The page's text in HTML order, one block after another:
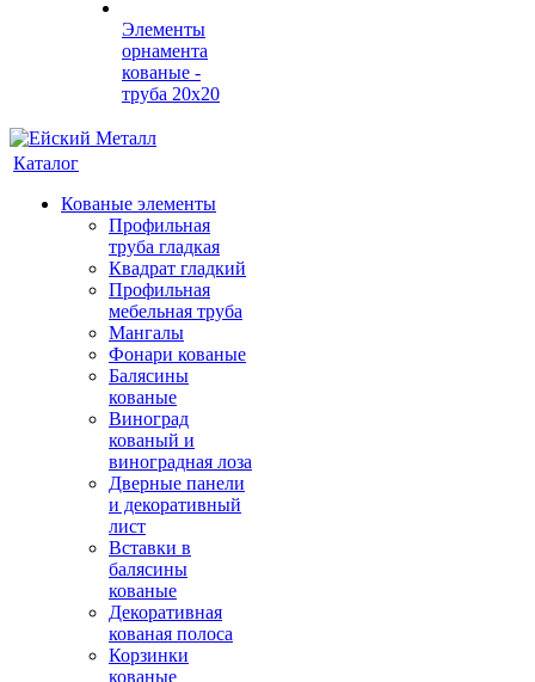
Элементы
орнамента
кованые -
труба 20х20
Каталог
Кованые элементы
Профильная
труба гладкая
Квадрат гладкий
Профильная
мебельная труба
Мангалы
Фонари кованые
Балясины
кованые
Виноград
кованый и
виноградная лоза
Дверные панели
и декоративный
лист
Вставки в
балясины
кованые
Декоративная
кованая полоса
Корзинки
кованые